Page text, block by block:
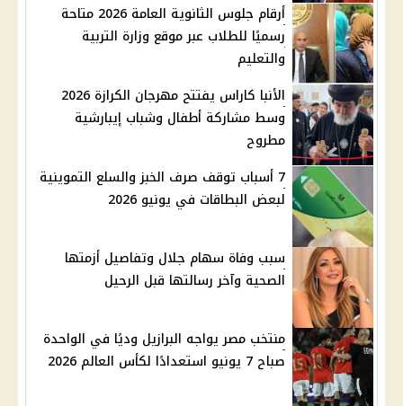
أرقام جلوس الثانوية العامة 2026 متاحة
رسميًا للطلاب عبر موقع وزارة التربية
والتعليم
الأنبا كاراس يفتتح مهرجان الكرازة 2026
وسط مشاركة أطفال وشباب إيبارشية
مطروح
7 أسباب توقف صرف الخبز والسلع التموينية
لبعض البطاقات في يونيو 2026
سبب وفاة سهام جلال وتفاصيل أزمتها
الصحية وآخر رسالتها قبل الرحيل
منتخب مصر يواجه البرازيل وديًا في الواحدة
صباح 7 يونيو استعدادًا لكأس العالم 2026